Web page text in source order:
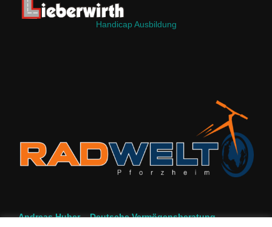
Handicap Ausbildung
Andreas Huber – Deutsche Vermögensberatung